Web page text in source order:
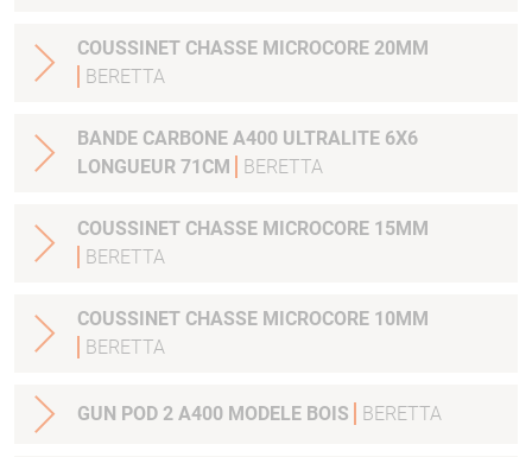
COUSSINET CHASSE MICROCORE 20MM
BERETTA
BANDE CARBONE A400 ULTRALITE 6X6
LONGUEUR 71CM
BERETTA
COUSSINET CHASSE MICROCORE 15MM
BERETTA
COUSSINET CHASSE MICROCORE 10MM
BERETTA
GUN POD 2 A400 MODELE BOIS BERETTA